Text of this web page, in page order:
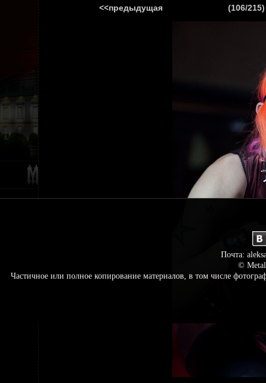
ГЛАВНАЯ
<<предыдущая (106/215)
Почта:
©
Частичное или полное копирование материалов, в том числе